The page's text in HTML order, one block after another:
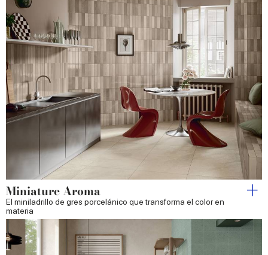
Miniature Aroma
El miniladrillo de gres porcelánico que transforma el color en
materia